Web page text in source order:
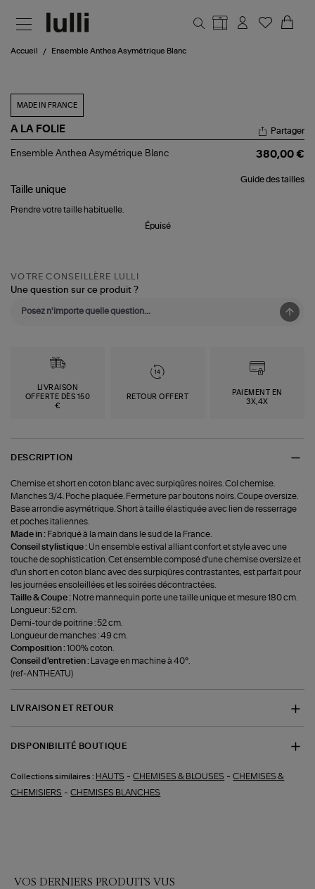
Accueil Ensemble Anthea Asymétrique Blanc
MADE IN FRANCE
A LA FOLIE
Ensemble
Blanc
Partager
Ensemble Anthea Asymétrique Blanc 380,00 €
Guide des tailles
Taille unique
Prendre votre taille habituelle.
Épuisé
VOTRE CONSEILLÈRE LULLI
Une question sur ce produit ?
LIVRAISON
OFFERTE DÈS 150
€
RETOUR OFFERT
PAIEMENT EN
3X,4X
DESCRIPTION
Chemise et short en coton blanc avec surpiqûres noires. Col chemise.
Manches 3/4. Poche plaquée. Fermeture par boutons noirs. Coupe oversize.
Base arrondie asymétrique. Short à taille élastiquée avec lien de resserrage
et poches italiennes.
Made in : Fabriqué à la main dans le sud de la France.
Conseil stylistique : Un ensemble estival alliant confort et style avec une
touche de sophistication. Cet ensemble composé d'une chemise oversize et
d'un short en coton blanc avec des surpiqûres contrastantes, est parfait pour
les journées ensoleillées et les soirées décontractées.
Taille & Coupe : Notre mannequin porte une taille unique et mesure 180 cm.
Longueur : 52 cm.
Demi-tour de poitrine : 52 cm.
Longueur de manches : 49 cm.
Composition :100% coton.
Conseil d'entretien :
Lavage en machine à 40°.
(ref-ANTHEATU)
LIVRAISON ET RETOUR
DISPONIBILITÉ BOUTIQUE
Collections similaires : HAUTS -CHEMISES & BLOUSES -CHEMISES &
CHEMISIERS -CHEMISES BLANCHES
VOS DERNIERS PRODUITS VUS